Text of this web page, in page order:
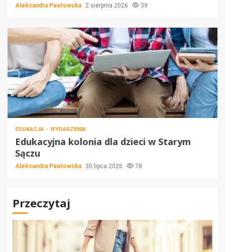
Aleksandra Pawłowska 2 sierpnia 2026 39
EDUKACJA WYDARZENIA
Edukacyjna kolonia dla dzieci w Starym
Sączu
Aleksandra Pawłowska 30 lipca 2026 78
Przeczytaj